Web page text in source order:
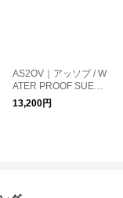
AS2OV｜アッソブ / W
ATER PROOF SUEDE
DRAWSTRING BAG /
巾着 バッグ ショルダ
13,200円